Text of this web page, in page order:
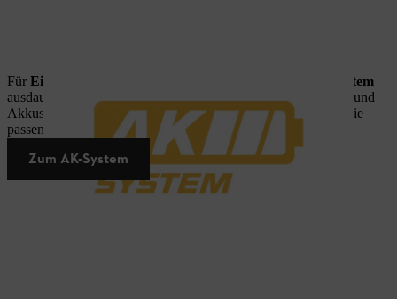
Für Einsätze mit hohem Anspruch
AK-System
ausdauernde Akku-Power, eine grosse Bandbreite an Geräten und
Akkus mit unterschiedlichen Energiegehalten. So finden Sie die
passende Unterstützung für Ihre ehrgeizigen Projekte.
Zum AK-System